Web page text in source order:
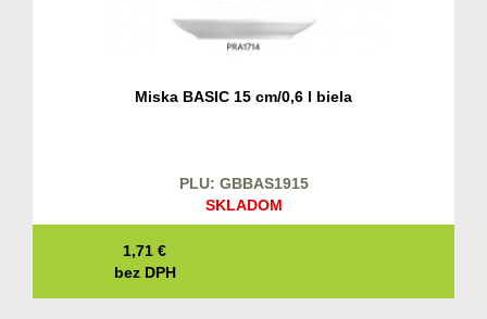
Miska BASIC 15 cm/0,6 l biela
PLU: GBBAS1915
SKLADOM
1,71 €
bez DPH